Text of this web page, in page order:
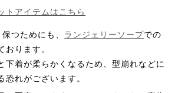
トアイテムはこちら
つためにも、 ランジェリーソープでの
おります。
下着が柔らかくなるため、型崩れなどに
恐れがございます。